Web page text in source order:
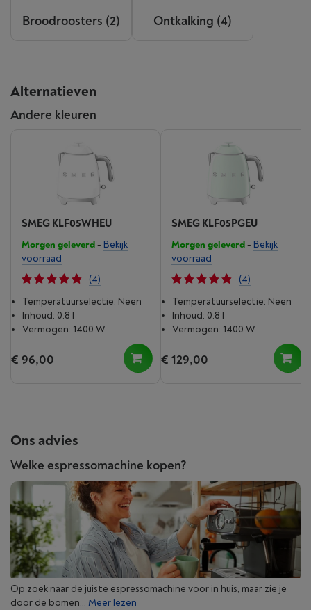
Broodroosters (2) Ontkalking (4)
Alternatieven
Andere kleuren
SMEG KLF05WHEU
Morgen geleverd- Bekijk
voorraad
(4)
Temperatuurselectie: Neen
Inhoud: 0.8 l
Vermogen: 1400 W
€ 96,00
SMEG KLF05PGEU
Morgen geleverd- Bekijk
voorraad
(4)
Temperatuurselectie: Neen
Inhoud: 0.8 l
Vermogen: 1400 W
€ 129,00
Ons advies
Welke espressomachine kopen?
Op zoek naar de juiste espressomachine voor in huis, maar zie je
door de bomen... Meer lezen